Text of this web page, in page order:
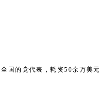
国的党代表，耗资50余万美